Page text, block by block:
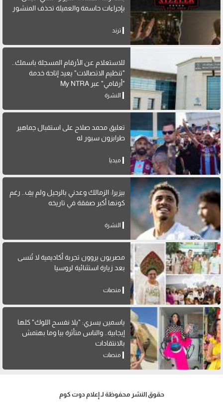
بإجراءات حاسمة والعميلة تحذف المنشور
ترند
للاستعلام عن الأرقام المسجلة باسمك..
"تنظيم الاتصالات" يعيد إتاحة خدمة
"أرقامي" عبر My NTRA
النشرة
تعليق محمد صلاح على استقبال جماهير
طرابزون سبور له
ميديا
بيزيرا: الزمالك وعدني بالرحيل ولم يفِ.. رغم
كونها أكبر صفقة في تاريخه
النشرة
مصريون يروون تجربة أكاديمية لا تُنسى
بعد زيارة استثنائية لروسيا
منصات
ياسمين يسري: "يلا نفسح اللوك" كلها
إيجابية.. والناس متأثرة بيا وما بهتمش
بالانتقادات
منصات
حقوق النشر محفوظة لـ إعلام دوت كوم